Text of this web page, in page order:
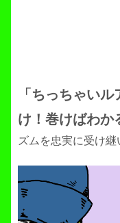
「ちっちゃい
け！巻けばわか
ズムを忠実に受け継